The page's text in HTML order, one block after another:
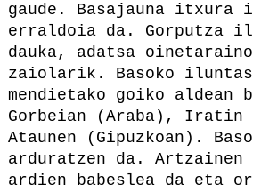
gaude. Basajauna itxura
erraldoia da. Gorputza
dauka, adatsa
zaiolarik. Basoko
mendietako goiko aldean
Gorbeian (Araba), Iratin
Ataunen (Gipuzkoan).
arduratzen da. Artzainen
ardien babeslea da eta